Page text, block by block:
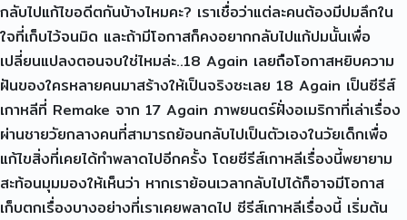
กลับไปแก้ไขอดีตกันบ้างไหมคะ? เราเชื่อว่าแต่ละคนต้องมีปมลึกใน
ใจที่เก็บไว้จนมิด และถ้ามีโอกาสก็คงอยากกลับไปแก้ปมนั้นเพื่อ
เปลี่ยนแปลงตอนจบใช่ไหมล่ะ..18 Again เลยถือโอกาสหยิบความ
ฝันของใครหลายคนมาสร้างให้เป็นจริงซะเลย 18 Again เป็นซีรีส์
เกาหลีที่ Remake จาก 17 Again ภาพยนตร์ฝั่งอเมริกาที่เล่าเรื่อง
ผ่านชายวัยกลางคนที่สามารถย้อนกลับไปเป็นตัวเองในวัยเด็กเพื่อ
แก้ไขสิ่งที่เคยได้ทำพลาดไปอีกครั้ง โดยซีรีส์เกาหลีเรื่องนี้พยายาม
สะท้อนมุมมองให้เห็นว่า หากเราย้อนเวลากลับไปได้ก็อาจมีโอกาส
เก็บตกเรื่องบางอย่างที่เราเคยพลาดไป ซีรีส์เกาหลีเรื่องนี้ เริ่มต้น